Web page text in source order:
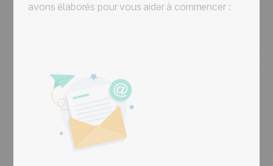
avons élaborés pour vous aider à commencer :